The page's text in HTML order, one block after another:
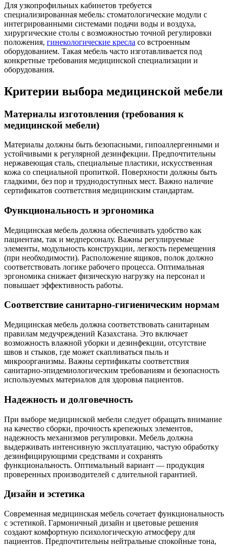
Для узкопрофильных кабинетов требуется
специализированная мебель: стоматологические модули с
интегрированными системами подачи воды и воздуха,
хирургические столы с возможностью точной регулировки
положения, гинекологические кресла со встроенным
оборудованием. Такая мебель часто изготавливается под
конкретные требования медицинской специализации и
оборудования.
Критерии выбора медицинской мебели
Материалы изготовления (требования к
медицинской мебели)
Материалы должны быть безопасными, гипоаллергенными и
устойчивыми к регулярной дезинфекции. Предпочтительны
нержавеющая сталь, специальные пластики, искусственная
кожа со специальной пропиткой. Поверхности должны быть
гладкими, без пор и труднодоступных мест. Важно наличие
сертификатов соответствия медицинским стандартам.
Функциональность и эргономика
Медицинская мебель должна обеспечивать удобство как
пациентам, так и медперсоналу. Важны регулируемые
элементы, модульность конструкции, легкость перемещения
(при необходимости). Расположение ящиков, полок должно
соответствовать логике рабочего процесса. Оптимальная
эргономика снижает физическую нагрузку на персонал и
повышает эффективность работы.
Соответствие санитарно-гигиеническим нормам
Медицинская мебель должна соответствовать санитарным
правилам медучреждений Казахстана. Это включает
возможность влажной уборки и дезинфекции, отсутствие
швов и стыков, где может скапливаться пыль и
микроорганизмы. Важны сертификаты соответствия
санитарно-эпидемиологическим требованиям и безопасность
используемых материалов для здоровья пациентов.
Надежность и долговечность
При выборе медицинской мебели следует обращать внимание
на качество сборки, прочность крепежных элементов,
надежность механизмов регулировки. Мебель должна
выдерживать интенсивную эксплуатацию, частую обработку
дезинфицирующими средствами и сохранять
функциональность. Оптимальный вариант — продукция
проверенных производителей с длительной гарантией.
Дизайн и эстетика
Современная медицинская мебель сочетает функциональность
с эстетикой. Гармоничный дизайн и цветовые решения
создают комфортную психологическую атмосферу для
пациентов. Предпочтительны нейтральные спокойные тона,